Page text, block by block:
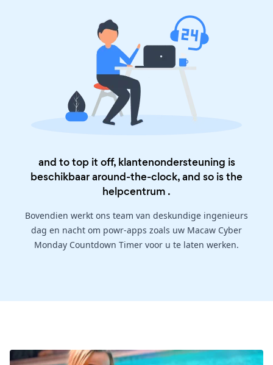
and to top it off, klantenondersteuning is
beschikbaar around-the-clock, and so is the
helpcentrum .
Bovendien werkt ons team van deskundige ingenieurs
dag en nacht om powr-apps zoals uw Macaw Cyber
Monday Countdown Timer voor u te laten werken.